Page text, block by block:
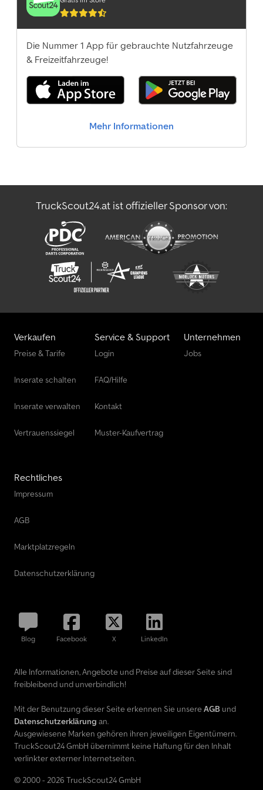
Wohnmobilpartner GmbH TH Wohnmobilpartner
Die Nummer 1 App für gebrauchte Nutzfahrzeuge
& Freizeitfahrzeuge!
Mehr Informationen
TruckScout24.at ist offizieller Sponsor von:
Verkaufen
Preise & Tarife
Inserate schalten
Inserate verwalten
Vertrauenssiegel
Service & Support
Login
FAQ/Hilfe
Kontakt
Muster-Kaufvertrag
Unternehmen
Jobs
Rechtliches
Impressum
AGB
Marktplatzregeln
Datenschutzerklärung
Blog Facebook X LinkedIn
Alle Informationen, Angebote und Preise auf dieser Seite sind
freibleibend und unverbindlich!
Mit der Benutzung dieser Seite erkennen Sie unsere AGB und
Datenschutzerklärung an.
Ausgewiesene Marken gehören ihren jeweiligen Eigentümern.
TruckScout24 GmbH übernimmt keine Haftung für den Inhalt
verlinkter externer Internetseiten.
© 2000 - 2026 TruckScout24 GmbH